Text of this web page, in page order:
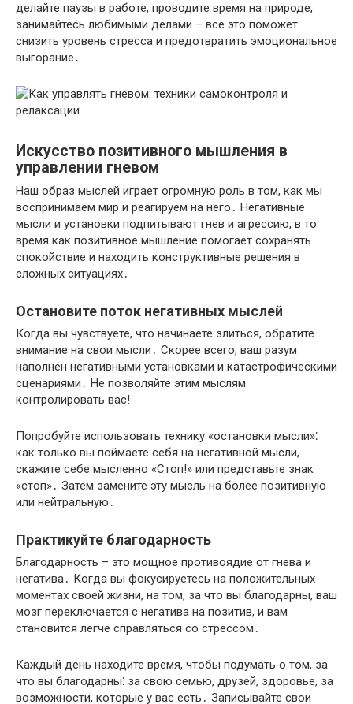
делайте паузы в работе, проводите время на природе,
занимайтесь любимыми делами – все это поможет
снизить уровень стресса и предотвратить эмоциональное
выгорание․
Искусство позитивного мышления в
управлении гневом
Наш образ мыслей играет огромную роль в том, как мы
воспринимаем мир и реагируем на него․ Негативные
мысли и установки подпитывают гнев и агрессию, в то
время как позитивное мышление помогает сохранять
спокойствие и находить конструктивные решения в
сложных ситуациях․
Остановите поток негативных мыслей
Когда вы чувствуете, что начинаете злиться, обратите
внимание на свои мысли․ Скорее всего, ваш разум
наполнен негативными установками и катастрофическими
сценариями․ Не позволяйте этим мыслям
контролировать вас!​
Попробуйте использовать технику «остановки мысли»⁚
как только вы поймаете себя на негативной мысли,
скажите себе мысленно «Стоп!​» или представьте знак
«стоп»․ Затем замените эту мысль на более позитивную
или нейтральную․
Практикуйте благодарность
Благодарность – это мощное противоядие от гнева и
негатива․ Когда вы фокусируетесь на положительных
моментах своей жизни, на том, за что вы благодарны, ваш
мозг переключается с негатива на позитив, и вам
становится легче справляться со стрессом․
Каждый день находите время, чтобы подумать о том, за
что вы благодарны⁚ за свою семью, друзей, здоровье, за
возможности, которые у вас есть․ Записывайте свои